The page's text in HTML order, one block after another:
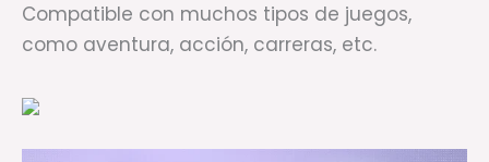
Compatible con muchos tipos de juegos,
como aventura, acción, carreras, etc.